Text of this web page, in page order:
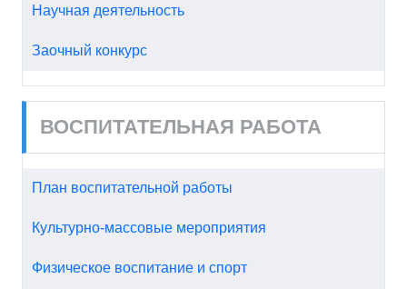
Научная деятельность
Заочный конкурс
ВОСПИТАТЕЛЬНАЯ РАБОТА
План воспитательной работы
Культурно-массовые мероприятия
Физическое воспитание и спорт